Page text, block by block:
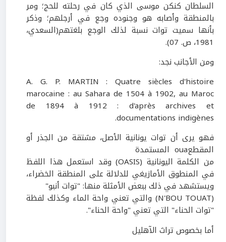
السلطان كنكن موسى الذي كان في رحلته للحج؛ ومر
بالمنطقة وأصابه هو وجنوده وجع في أرجلهم؛ وذكر
بأنها سميت توات نسبة لذلك الوجع بلغتهم(السعدي،
1981، ص. 07
).
ومن الأجانب نجد:
A. G. P. MARTIN : Quatre siècles d'histoire
marocaine : au Sahara de 1504 à 1902, au Maroc
de 1894 à 1912 : d'après archives et
documentations indigènes.
فهو يرى أن توات يونانية الأصل، مشتقة من الجذر أو
المقطعoua المستمدة
من الكلمة اليونانية (
OASIS
)وقد استعمل هذا اللفظ
في المنطوق الأمازيغي للدلالة على المنطقة الخضراء،
ويستشهد في ذلك ببعض الأمثلة منها: "توات أنبو"
(
TOUAT
N'BOU) والتي تعني واحة الماء وكذلك لفظة
"توات الحناء" التي تعني "واحة الحناء".
أما بخصوص تراث الآهليل